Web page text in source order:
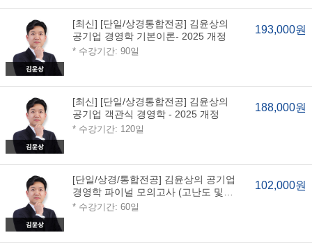
[최신] [단일/상경통합전공] 김윤상의
공기업 경영학 기본이론- 2025 개정
* 수강기간: 90일
193,000원
[최신] [단일/상경통합전공] 김윤상의
공기업 객관식 경영학 - 2025 개정
* 수강기간: 120일
188,000원
[단일/상경/통합전공] 김윤상의 공기업
경영학 파이널 모의고사 (고난도 및
지엽적 대비)
* 수강기간: 60일
102,000원